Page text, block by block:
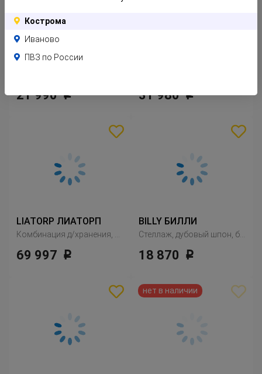
21 990Р 31 980Р
LIATORP ЛИАТОРП
69 997 Р
BILLY БИЛЛИ
18 870 Р
Кострома
Иваново
ПВЗ по России